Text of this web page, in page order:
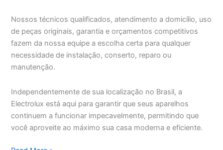
Nossos técnicos qualificados, atendimento a domicílio, uso
de peças originais, garantia e orçamentos competitivos
fazem da nossa equipe a escolha certa para qualquer
necessidade de instalação, conserto, reparo ou
manutenção.
Independentemente de sua localização no Brasil, a
Electrolux está aqui para garantir que seus aparelhos
continuem a funcionar impecavelmente, permitindo que
você aproveite ao máximo sua casa moderna e eficiente.